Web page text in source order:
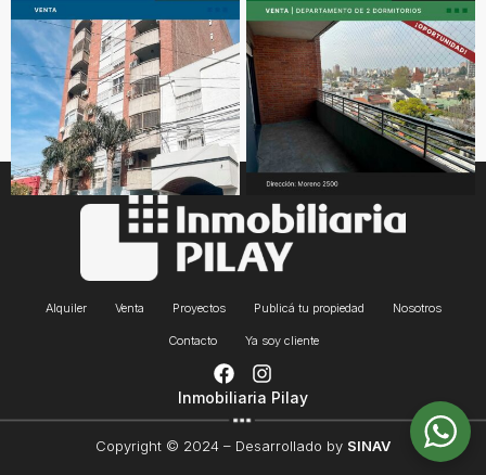
Alquiler Venta Proyectos Publicá tu propiedad Nosotros
Contacto Ya soy cliente
Inmobiliaria Pilay
Copyright © 2024 – Desarrollado by SINAV